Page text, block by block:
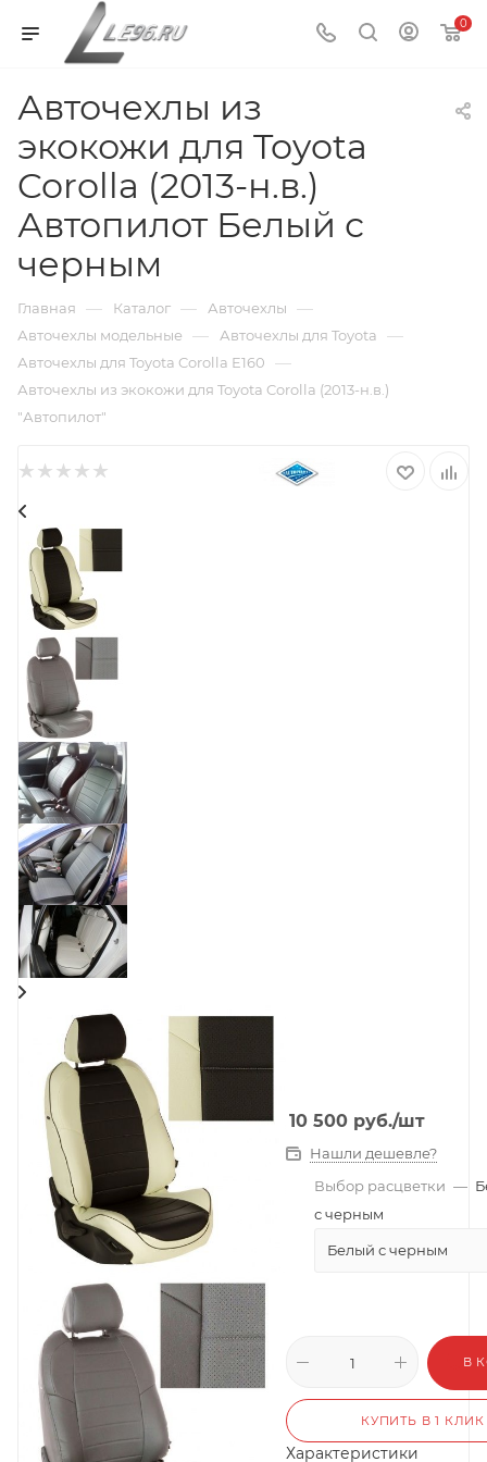
0
Авточехлы из
экокожи для Toyota
Corolla (2013-н.в.)
Автопилот Белый с
черным
Главная — Каталог — Авточехлы —
Авточехлы модельные — Авточехлы для Toyota —
Авточехлы для Toyota Corolla E160 —
Авточехлы из экокожи для Toyota Corolla (2013-н.в.)
"Автопилот"
10 500 руб./шт
Нашли дешевле?
Выбор расцветки —
с черным
Белый с черным
В
КУПИТЬ В 1 КЛИК
Характеристики